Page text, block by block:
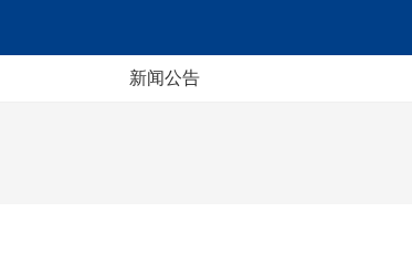
新闻公告